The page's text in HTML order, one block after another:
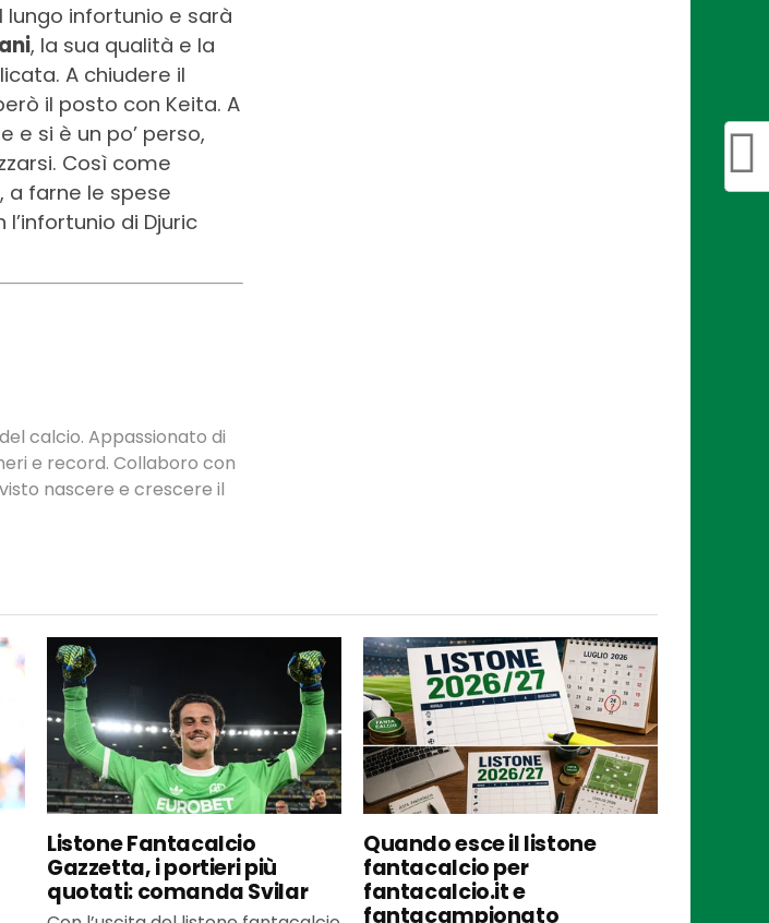
infortunio e sarà
, la sua qualità e la
A chiudere il
il posto con Keita. A
e si è un po’ perso,
Così come
farne le spese
di Djuric
calcio. Appassionato di
e record. Collaboro con
nascere e crescere il
Listone Fantacalcio
Gazzetta, i portieri più
quotati: comanda Svilar
Quando esce il listone
fantacalcio per
fantacalcio.it e
fantacampionato